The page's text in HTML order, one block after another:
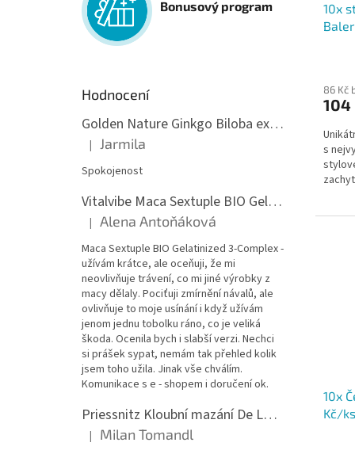
Bonusový program
Hodnocení
Golden Nature Ginkgo Biloba extrakt 50:1 60mg, 100 kapslí
Hodnocení produktu je 5 z 5 hvězdiček.
| Jarmila
Spokojenost
Vitalvibe Maca Sextuple BIO Gelatinized 3-Complex, 60 kapslí
Hodnocení produktu je 5 z 5 hvězdiček.
| Alena Antoňáková
Maca Sextuple BIO Gelatinized 3-Complex -
užívám krátce, ale oceňuji, že mi
neovlivňuje trávení, co mi jiné výrobky z
macy dělaly. Pociťuji zmírnění návalů, ale
ovlivňuje to moje usínání i když užívám
jenom jednu tobolku ráno, co je veliká
škoda. Ocenila bych i slabší verzi. Nechci
si prášek sypat, nemám tak přehled kolik
jsem toho užila. Jinak vše chválím.
Komunikace s e - shopem i doručení ok.
Priessnitz Kloubní mazání De Luxe, 200ml
Hodnocení produktu je 5 z 5 hvězdiček.
| Milan Tomandl
10x
86 Kč
104
s
10x
Kč/ks